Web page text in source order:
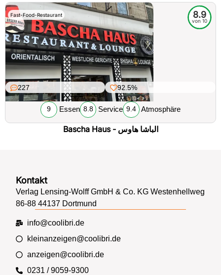
Fast-Food-Restaurant 8.9
von 10
227 92.5%
9 Essen 8.8 Service 9.4 Atmosphäre
Bascha Haus - الباشا هاوس
Kontakt
Verlag Lensing-Wolff GmbH & Co. KG Westenhellweg
86-88 44137 Dortmund
info@coolibri.de
kleinanzeigen@coolibri.de
anzeigen@coolibri.de
0231 / 9059-9300